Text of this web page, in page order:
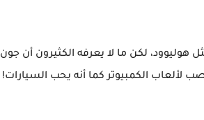
لكن ما لا يعرفه الكثيرون أن جون
الكمبيوتر كما أنه يحب السيارات!